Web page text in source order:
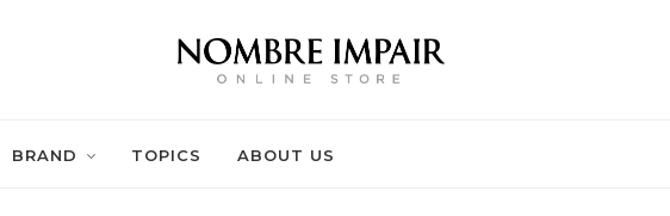
BRAND TOPICS ABOUT US